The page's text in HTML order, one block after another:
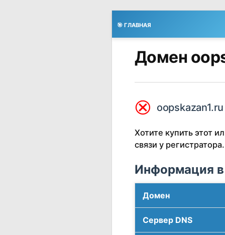
🎯 ГЛАВНАЯ
Домен
⮿ oopskazan1.ru
Хотите купить этот
связи у регистратора.
Информация в
Домен
Сервер DNS